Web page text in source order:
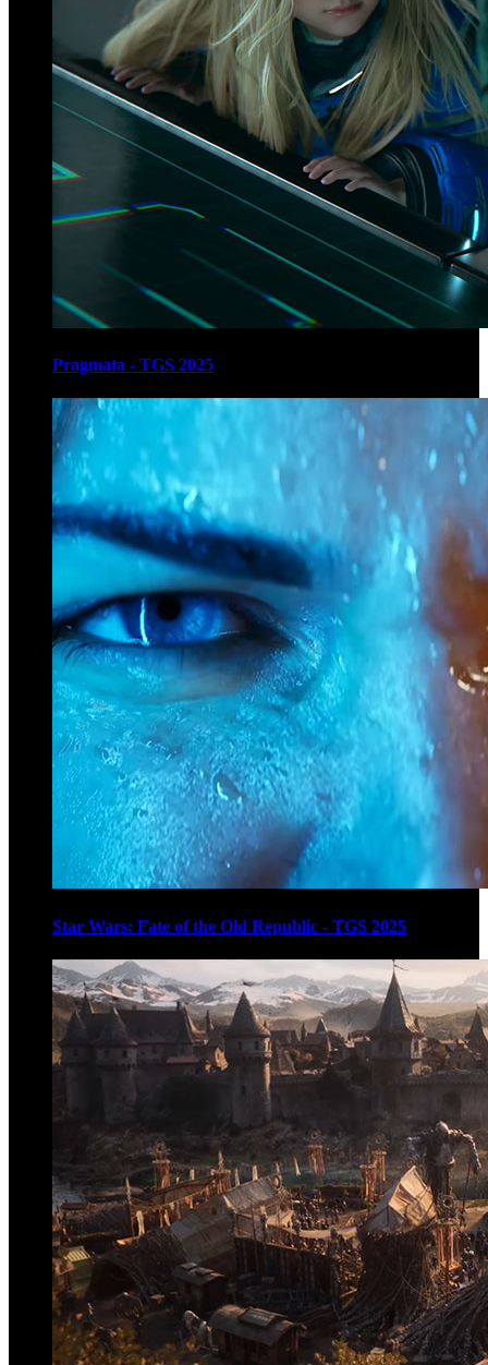
Pragmata - TGS 2025
Star Wars: Fate of the Old Republic - TGS 2025